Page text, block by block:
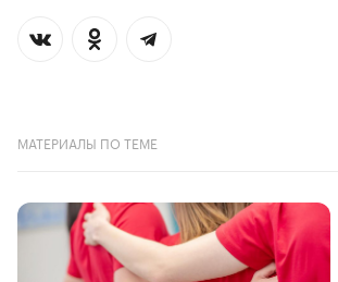
МАТЕРИАЛЫ ПО ТЕМЕ